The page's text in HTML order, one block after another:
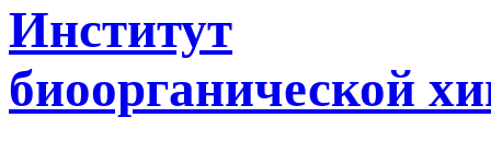
Институт
биоорганической